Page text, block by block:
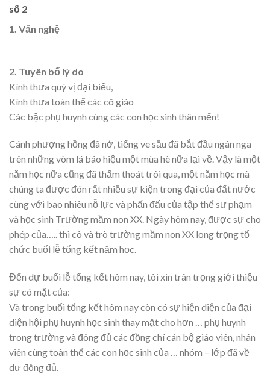
số 2
1. Văn nghệ
2. Tuyên bố lý do
Kính thưa quý vị đại biểu,
Kính thưa toàn thể các cô giáo
Các bậc phụ huynh cùng các con học sinh thân mến!
Cánh phượng hồng đã nở, tiếng ve sầu đã bắt đầu ngân nga
trên những vòm lá báo hiệu một mùa hè nữa lại về. Vậy là một
năm học nữa cũng đã thấm thoát trôi qua, một năm học mà
chúng ta được đón rất nhiều sự kiện trong đại của đất nước
cùng với bao nhiêu nỗ lực và phấn đấu của tập thể sư phạm
và học sinh Trường mầm non XX. Ngày hôm nay, được sự cho
phép của….. thì cô và trò trường mầm non XX long trọng tổ
chức buổi lễ tổng kết năm học.
Đến dự buổi lễ tổng kết hôm nay, tôi xin trân trọng giới thiệu
sự có mặt của:
Và trong buổi tổng kết hôm nay còn có sự hiện diện của đại
diện hội phụ huynh học sinh thay mặt cho hơn … phụ huynh
trong trường và đông đủ các đồng chí cán bộ giáo viên, nhân
viên cùng toàn thể các con học sinh của … nhóm – lớp đã về
dự đông đủ.